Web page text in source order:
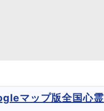
マップ版全国心霊